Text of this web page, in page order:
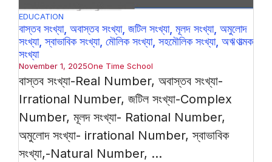
EDUCATION
বাস্তব সংখ্যা, অবাস্তব সংখ্যা, জটিল সংখ্যা, মূলদ সংখ্যা, অমুলোদ
সংখ্যা, স্বাভাবিক সংখ্যা, মৌলিক সংখ্যা, সহমৌলিক সংখ্যা, অঋণাত্মক
সংখ্যা
November 1, 2025One Time School
বাস্তব সংখ্যা-Real Number, অবাস্তব সংখ্যা-
Irrational Number, জটিল সংখ্যা-Complex
Number, মূলদ সংখ্যা- Rational Number,
অমুলোদ সংখ্যা- irrational Number, স্বাভাবিক
সংখ্যা,-Natural Number, ...